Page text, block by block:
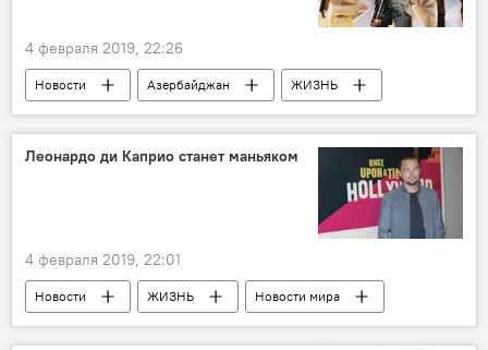
4 февраля 2019, 22:26
Новости Азербайджан
ЖИЗНЬ
Россия
Леонардо ди Каприо станет маньяком
4 февраля 2019, 22:01
Новости ЖИЗНЬ Новости мира